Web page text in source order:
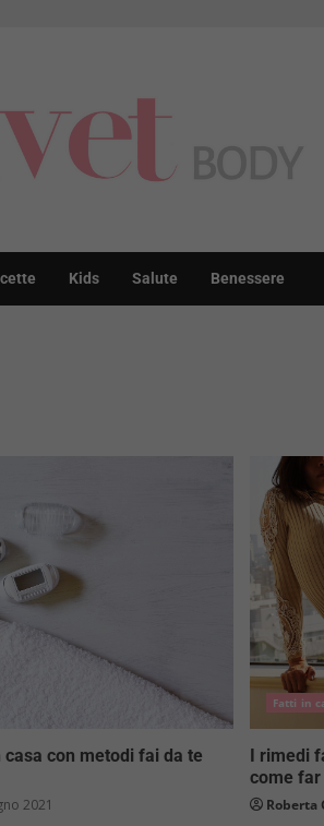
Kids Salute Benessere
con metodi fai da te
2021
Fatti in
I rimedi
come
Roberta